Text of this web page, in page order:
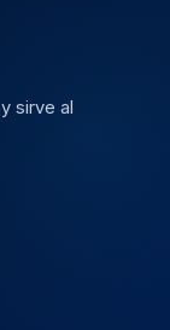
sirve al